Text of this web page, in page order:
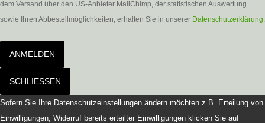
dem Versand über den US-Anbieter MailChimp, der statistischen Auswertung
sowie Ihren Abbestellmöglichkeiten, erhalten Sie in unserer Datenschutzerklärung.
ANMELDEN
SCHLIESSEN
Sofern Sie Ihre Datenschutzeinstellungen ändern möchten z.B. Erteilung von
Einwilligungen, Widerruf bereits erteilter Einwilligungen klicken Sie auf